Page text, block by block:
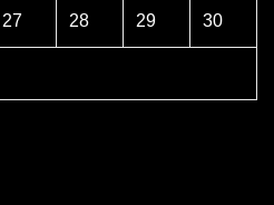
27 28 29 30